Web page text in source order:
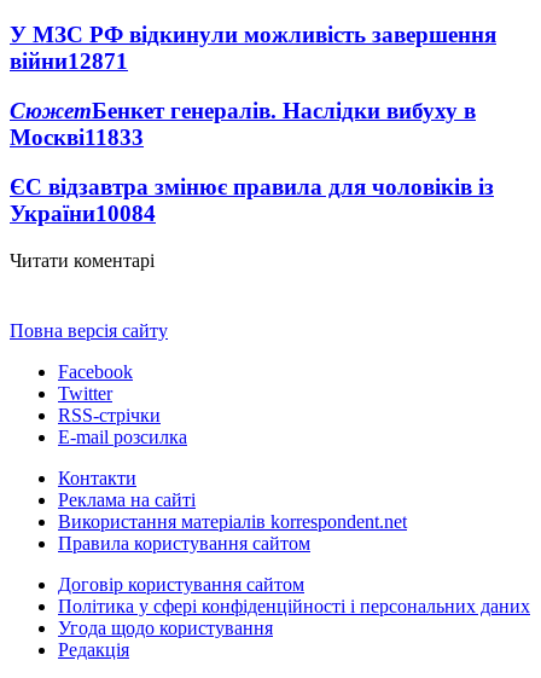
У МЗС РФ відкинули можливість завершення
війни12871
СюжетБенкет генералів. Наслідки вибуху в
Москві11833
ЄС відзавтра змінює правила для чоловіків із
України10084
Читати коментарі
Повна версія сайту
Facebook
Twitter
RSS-стрічки
E-mail розсилка
Контакти
Реклама на сайті
Використання матеріалів korrespondent.net
Правила користування сайтом
Договір користування сайтом
Політика у сфері конфіденційності і персональних даних
Угода щодо користування
Редакція